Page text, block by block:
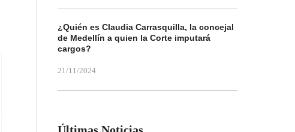
¿Quién es Claudia Carrasquilla, la concejal
de Medellín a quien la Corte imputará
cargos?
21/11/2024